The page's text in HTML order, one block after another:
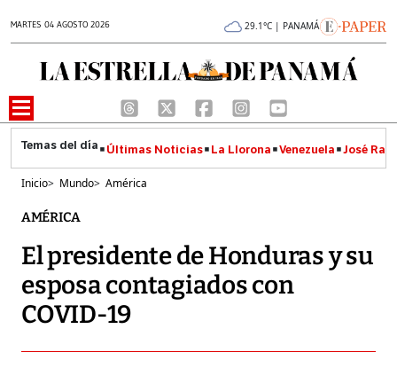
MARTES 04 AGOSTO 2026 29.1°C | PANAMÁ
Últimas Noticias La Llorona Venezuela José
Inicio> Mundo> América
AMÉRICA
El presidente de Honduras y su
esposa contagiados con
COVID-19